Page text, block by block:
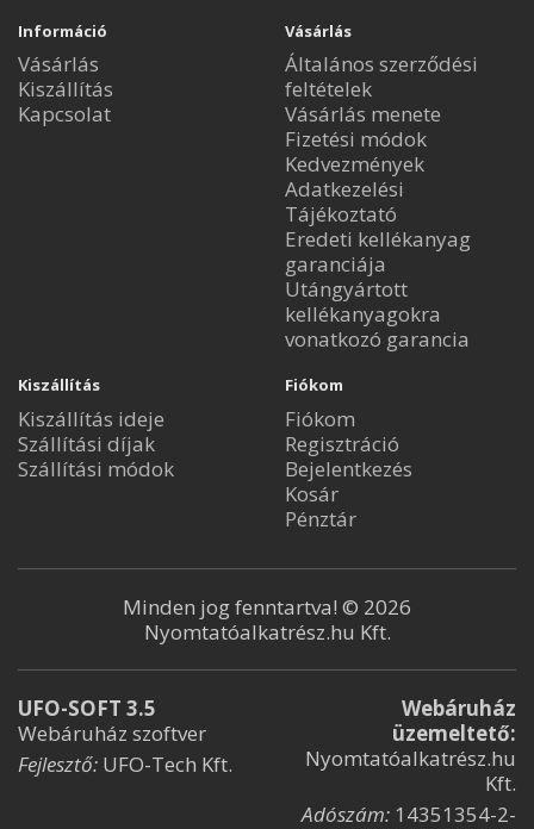
Információ
Vásárlás
Kiszállítás
Kapcsolat
Vásárlás
Általános szerződési
feltételek
Vásárlás menete
Fizetési módok
Kedvezmények
Adatkezelési
Tájékoztató
Eredeti kellékanyag
garanciája
Utángyártott
kellékanyagokra
vonatkozó garancia
Kiszállítás
Kiszállítás ideje
Szállítási díjak
Szállítási módok
Fiókom
Fiókom
Regisztráció
Bejelentkezés
Kosár
Pénztár
Minden jog fenntartva! © 2026
Nyomtatóalkatrész.hu Kft.
UFO-SOFT 3.5
Webáruház szoftver
Fejlesztő: UFO-Tech Kft.
Webáruház
üzemeltető:
Nyomtatóalkatrész.hu
Kft.
Adószám: 14351354-2-